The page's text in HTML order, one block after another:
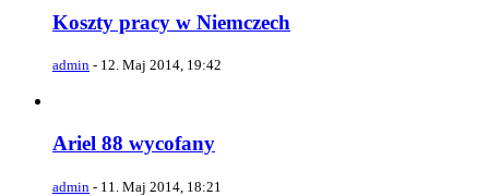
Koszty pracy w Niemczech
admin - 12. Maj 2014, 19:42
Ariel 88 wycofany
admin - 11. Maj 2014, 18:21